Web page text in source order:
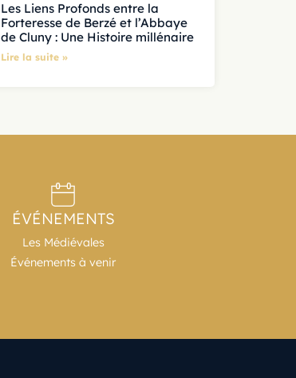
Les Liens Profonds entre la
Forteresse de Berzé et l’Abbaye
de Cluny : Une Histoire millénaire
Lire la suite »
ÉVÉNEMENTS
Les Médiévales
Événements à venir